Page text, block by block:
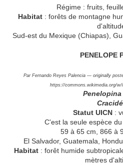
Régime : fruits,
Habitat : forêts de montagne
Sud-est du Mexique (Chiapas),
PENELOPE
Par Fernando Reyes Palencia — originally
https://commons.wikimedia.org/w/
Penelopina
Statut UICN :
C'est la seule espèce
59 à 65 cm, 866 à
El Salvador, Guatemala,
Habitat : forêt humide
mètres